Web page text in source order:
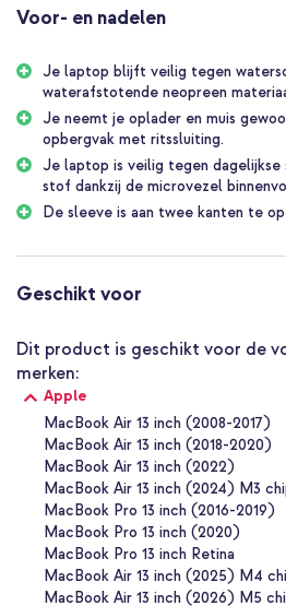
Tot slot is de binnenzijde van de
Neopreen materiaal
Het neopreen materiaal waar deze
mooie eigenschap dat het
wanneer er per ongeluk een glas
de regen moet lopen, je laptop blijft
Handige ritssluiting
Deze imoshion laptop hoes heeft een
Bovendien is de sleeve aan twee
Let op! Deze sleeve is geschikt voor
op om zeker te zijn dat je de juiste
Waarom de imoshion Laptop hoes
Neopreen materiaal heeft een
Handig vak voor oplader en muis
Microvezel binnenkant beschermt
Met een stevige ritssluiting
Inclusief 1 jaar garantie
Voor- en nadelen
Je laptop blijft veilig tegen
waterafstotende neopreen
Je neemt je oplader en muis
opbergvak met ritssluiting.
Je laptop is veilig tegen dagelijkse
stof dankzij de microvezel
De sleeve is aan twee kanten te
Geschikt voor
Dit product is geschikt voor de
merken:
Apple
MacBook Air 13 inch (2008-2017)
MacBook Air 13 inch (2018-2020)
MacBook Air 13 inch (2022)
MacBook Air 13 inch (2024) M3
MacBook Pro 13 inch (2016-2019)
MacBook Pro 13 inch (2020)
MacBook Pro 13 inch Retina
MacBook Air 13 inch (2025) M4
MacBook Air 13 inch (2026) M5